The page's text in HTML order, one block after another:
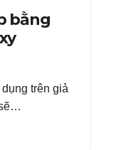
bằng
trên giả